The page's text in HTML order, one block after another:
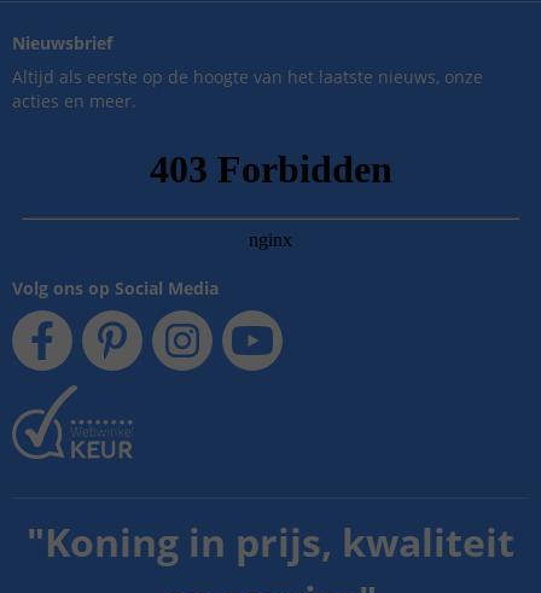
Nieuwsbrief
Altijd als eerste op de hoogte van het laatste nieuws, onze
acties en meer.
Volg ons op Social Media
"Koning in prijs, kwaliteit